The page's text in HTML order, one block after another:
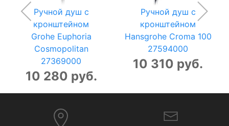
Ручной душ с
кронштейном
Grohe Euphoria
Cosmopolitan
27369000
10 280 руб.
Ручной душ с
кронштейном
Hansgrohe Croma 100
27594000
10 310 руб.